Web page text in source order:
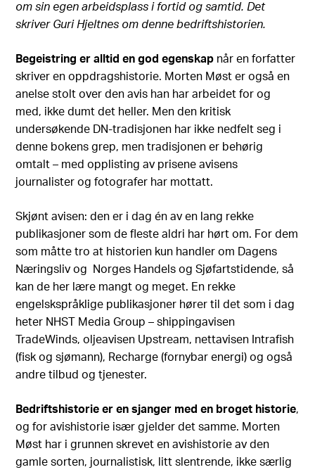
om sin egen arbeidsplass i fortid og samtid. Det
skriver Guri Hjeltnes om denne bedriftshistorien.
Begeistring er alltid en god egenskap når en forfatter
skriver en oppdragshistorie. Morten Møst er også en
anelse stolt over den avis han har arbeidet for og
med, ikke dumt det heller. Men den kritisk
undersøkende DN-tradisjonen har ikke nedfelt seg i
denne bokens grep, men tradisjonen er behørig
omtalt – med opplisting av prisene avisens
journalister og fotografer har mottatt.
Skjønt avisen: den er i dag én av en lang rekke
publikasjoner som de fleste aldri har hørt om. For dem
som måtte tro at historien kun handler om Dagens
Næringsliv og Norges Handels og Sjøfartstidende, så
kan de her lære mangt og meget. En rekke
engelskspråklige publikasjoner hører til det som i dag
heter NHST Media Group – shippingavisen
TradeWinds, oljeavisen Upstream, nettavisen Intrafish
(fisk og sjømann), Recharge (fornybar energi) og også
andre tilbud og tjenester.
Bedriftshistorie er en sjanger med en broget historie,
og for avishistorie især gjelder det samme. Morten
Møst har i grunnen skrevet en avishistorie av den
gamle sorten, journalistisk, litt slentrende, ikke særlig